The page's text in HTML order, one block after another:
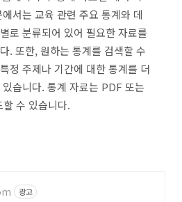
서는 교육 관련 주요 통계와 데
로 분류되어 있어 필요한 자료를
. 또한, 원하는 통계를 검색할 수
정 주제나 기간에 대한 통계를 더
습니다. 통계 자료는 PDF 또는
수 있습니다.
광고